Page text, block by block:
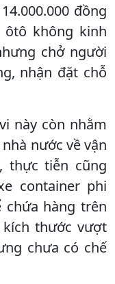
đồng
không kinh
chở người
nhận đặt chỗ
này còn nhằm
nước về vận
thực tiễn cũng
container phi
chứa hàng trên
thước vượt
chưa có chế